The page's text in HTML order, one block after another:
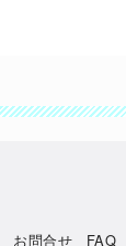
お問合せ FAQ